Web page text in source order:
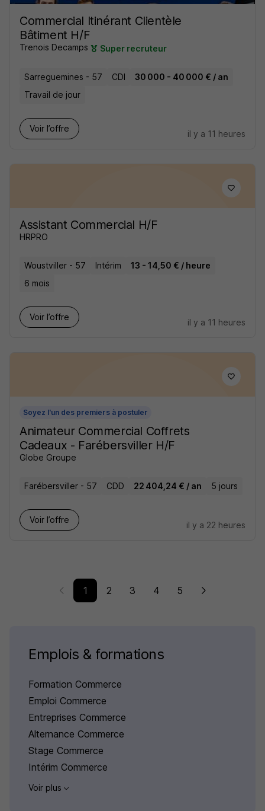
Commercial Itinérant Clientèle
Bâtiment H/F
Trenois Decamps Super recruteur
Sarreguemines - 57 CDI
30 000 - 40 000 € / an
Travail de jour
Voir l’offre
il y a 11 heures
Assistant Commercial H/F
HRPRO
Woustviller - 57 Intérim
13 - 14,50 € / heure
6 mois
Voir l’offre
il y a 11 heures
Soyez l'un des premiers à postuler
Animateur Commercial Coffrets
Cadeaux - Farébersviller H/F
Globe Groupe
Farébersviller - 57 CDD 22 404,24 € / an 5 jours
Voir l’offre
il y a 22 heures
1 2 3 4 5
Emplois & formations
Formation Commerce
Emploi Commerce
Entreprises Commerce
Alternance Commerce
Stage Commerce
Intérim Commerce
Voir plus